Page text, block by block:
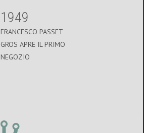
1949
FRANCESCO PASSET
GROS APRE IL PRIMO
NEGOZIO